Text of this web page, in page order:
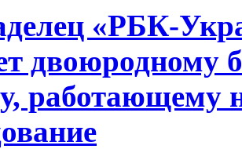
«РБК-
двоюродному
работающему